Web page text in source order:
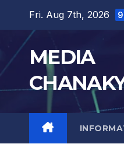
Fri. Aug 7th, 2026
MEDIA